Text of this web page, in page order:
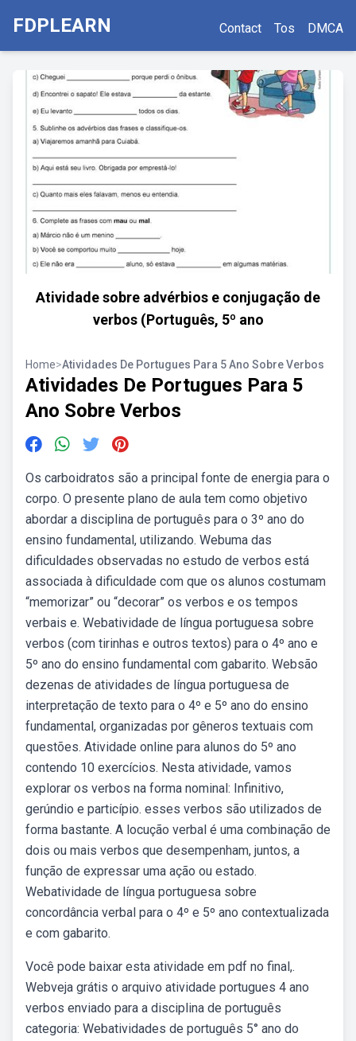
FDPLEARN Contact Tos DMCA
Atividade sobre advérbios e conjugação de
verbos (Português, 5º ano
Home>Atividades De Portugues Para 5 Ano Sobre Verbos
Atividades De Portugues Para 5
Ano Sobre Verbos
Os carboidratos são a principal fonte de energia para o
corpo. O presente plano de aula tem como objetivo
abordar a disciplina de português para o 3º ano do
ensino fundamental, utilizando. Webuma das
dificuldades observadas no estudo de verbos está
associada à dificuldade com que os alunos costumam
“memorizar” ou “decorar” os verbos e os tempos
verbais e. Webatividade de língua portuguesa sobre
verbos (com tirinhas e outros textos) para o 4º ano e
5º ano do ensino fundamental com gabarito. Websão
dezenas de atividades de língua portuguesa de
interpretação de texto para o 4º e 5º ano do ensino
fundamental, organizadas por gêneros textuais com
questões. Atividade online para alunos do 5º ano
contendo 10 exercícios. Nesta atividade, vamos
explorar os verbos na forma nominal: Infinitivo,
gerúndio e particípio. esses verbos são utilizados de
forma bastante. A locução verbal é uma combinação de
dois ou mais verbos que desempenham, juntos, a
função de expressar uma ação ou estado.
Webatividade de língua portuguesa sobre
concordância verbal para o 4º e 5º ano contextualizada
e com gabarito.
Você pode baixar esta atividade em pdf no final,.
Webveja grátis o arquivo atividade portugues 4 ano
verbos enviado para a disciplina de português
categoria: Webatividades de português 5° ano do